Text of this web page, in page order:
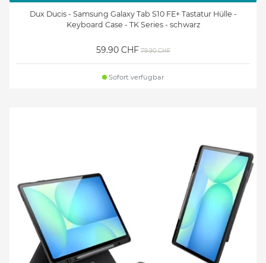
Dux Ducis - Samsung Galaxy Tab S10 FE+ Tastatur Hülle -
Keyboard Case - TK Series - schwarz
59.90 CHF 79.90 CHF
Sofort verfügbar